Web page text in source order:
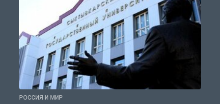
РОССИЯ И МИР